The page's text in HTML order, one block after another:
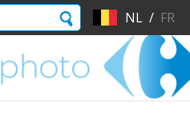
NL / FR